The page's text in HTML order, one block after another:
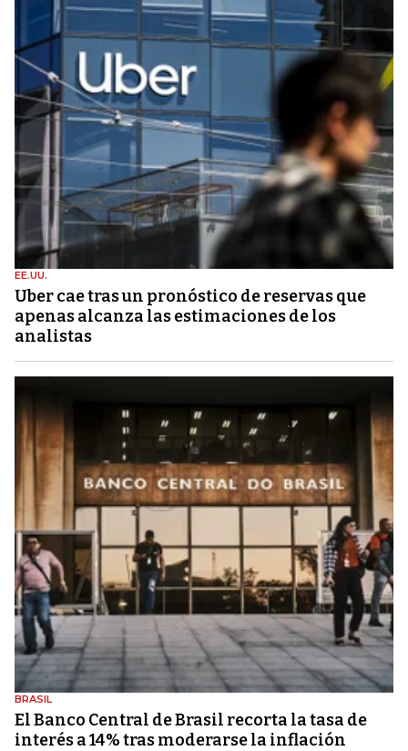
EE.UU.
Uber cae tras un pronóstico de reservas que
apenas alcanza las estimaciones de los
analistas
BRASIL
El Banco Central de Brasil recorta la tasa de
interés a 14% tras moderarse la inflación